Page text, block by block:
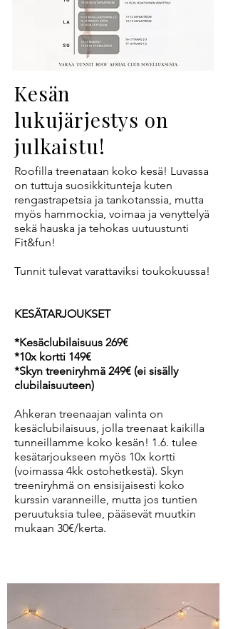
Kesän
lukujärjestys on
julkaistu!
Roofilla treenataan koko kesä! Luvassa
on tuttuja suosikkitunteja kuten
rengastrapetsia ja tankotanssia, mutta
myös hammockia, voimaa ja venyttelyä
sekä hauska ja tehokas uutuustunti
Fit&fun!
Tunnit tulevat varattaviksi toukokuussa!
KESÄTARJOUKSET
*Kesäclubilaisuus 269€
*10x kortti 149€
*Skyn treeniryhmä 249€ (ei sisälly
clubilaisuuteen)
Ahkeran treenaajan valinta on
kesäclubilaisuus, jolla treenaat kaikilla
tunneillamme koko kesän! 1.6. tulee
kesätarjoukseen myös 10x kortti
(voimassa 4kk ostohetkestä). Skyn
treeniryhmä on ensisijaisesti koko
kurssin varanneille, mutta jos tuntien
peruutuksia tulee, pääsevät muutkin
mukaan 30€/kerta.